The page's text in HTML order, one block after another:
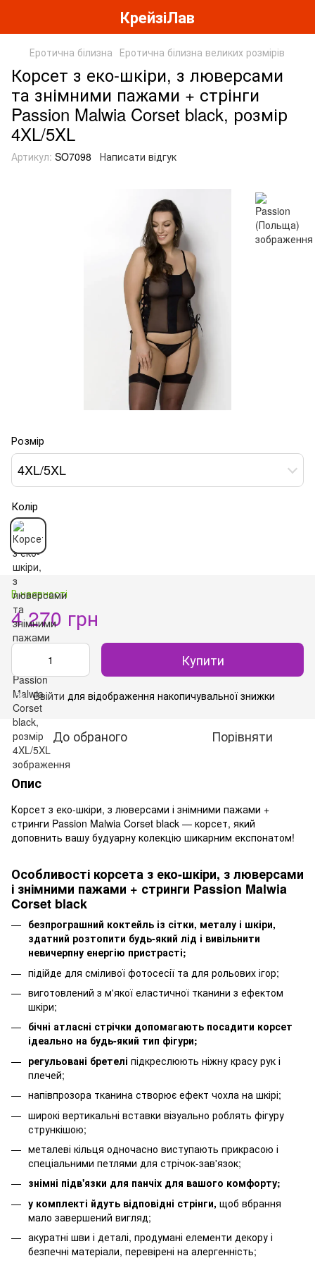
КрейзіЛав
Еротична білизна Еротична білизна великих розмірів
Корсет з еко-шкіри, з люверсами
та знімними пажами + стрінги
Passion Malwia Corset black, розмір
4XL/5XL
Артикул: SO7098 Написати відгук
Розмір
4XL/5XL
Колір
В наявності
4 270 грн
Купити
% Ввійти для відображення накопичувальної знижки
До обраного Порівняти
Опис
Корсет з еко-шкіри, з люверсами і знімними пажами +
стринги Passion Malwia Corset black — корсет, який
доповнить вашу будуарну колекцію шикарним експонатом!
Особливості корсета з еко-шкіри, з люверсами
і знімними пажами + стринги Passion Malwia
Corset black
безпрограшний коктейль із сітки, металу і шкіри,
здатний розтопити будь-який лід і вивільнити
невичерпну енергію пристрасті;
підійде для сміливої фотосесії та для рольових ігор;
виготовлений з м'якої еластичної тканини з ефектом
шкіри;
бічні атласні стрічки допомагають посадити корсет
ідеально на будь-який тип фігури;
регульовані бретелі підкреслюють ніжну красу рук і
плечей;
напівпрозора тканина створює ефект чохла на шкірі;
широкі вертикальні вставки візуально роблять фігуру
стрункішою;
металеві кільця одночасно виступають прикрасою і
спеціальними петлями для стрічок-зав'язок;
знімні підв'язки для панчіх для вашого комфорту;
у комплекті йдуть відповідні стрінги, щоб вбрання
мало завершений вигляд;
акуратні шви і деталі, продумані елементи декору і
безпечні матеріали, перевірені на алергенність;